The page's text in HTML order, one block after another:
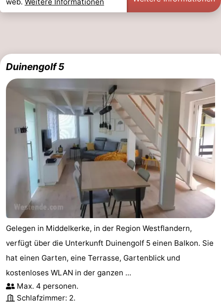
Duinengolf 5
Gelegen in Middelkerke, in der Region Westflandern,
verfügt über die Unterkunft Duinengolf 5 einen Balkon. Sie
hat einen Garten, eine Terrasse, Gartenblick und
kostenloses WLAN in der ganzen ...
Max. 4 personen.
Schlafzimmer: 2.